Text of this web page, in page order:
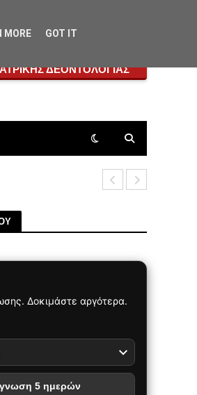
ΔΕΟΝΤΟΛΟΓΙΑΣ
Δοκιμάστε αργότερα.
5 ημερών
MORE GOT IT